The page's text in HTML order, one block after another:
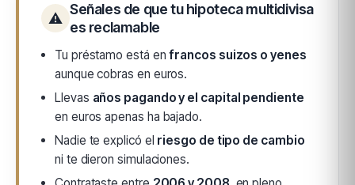
⚠
Señales de que tu hipoteca multidivisa
es reclamable
Tu préstamo está enfrancos suizos o yenes
aunque cobras en euros.
Llevas años pagando y el capital pendiente
en euros apenas ha bajado.
Nadie te explicó el riesgo de tipo de cambio
ni te dieron simulaciones.